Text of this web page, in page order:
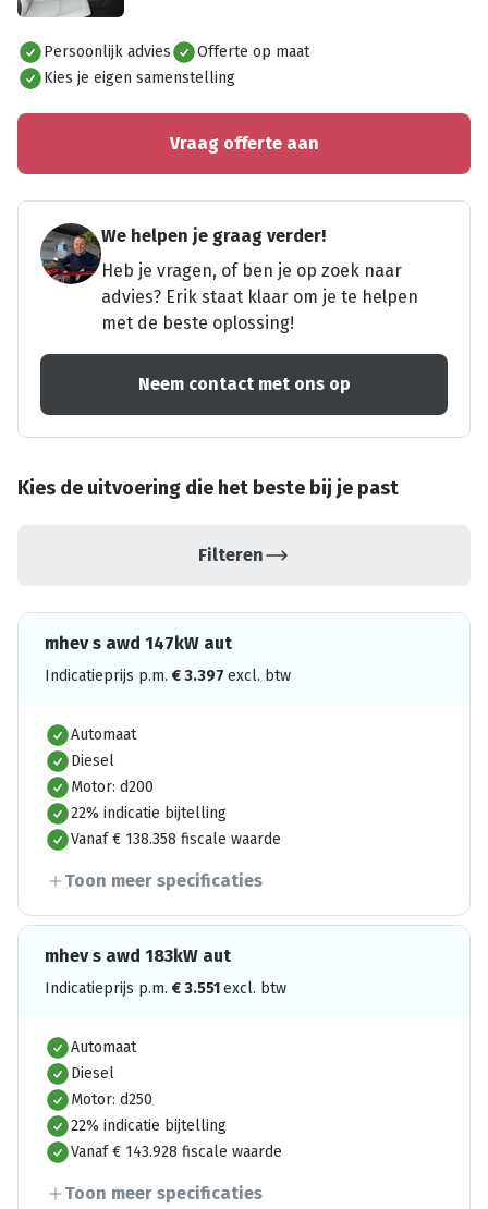
Alles bekijken
Persoonlijk advies
Offerte op maat
Kies je eigen samenstelling
Vraag offerte aan
We helpen je graag verder!
Heb je vragen, of ben je op zoek naar
advies? Erik staat klaar om je te helpen
met de beste oplossing!
Neem contact met ons op
Kies de uitvoering die het beste bij je past
Filteren
mhev s awd 147kW aut
Indicatieprijs p.m. €3.397 excl. btw
Automaat
Diesel
Motor: d200
22% indicatie bijtelling
Vanaf € 138.358 fiscale waarde
Toon meer specificaties
mhev s awd 183kW aut
Indicatieprijs p.m. €3.551excl. btw
Automaat
Diesel
Motor: d250
22% indicatie bijtelling
Vanaf € 143.928 fiscale waarde
Toon meer specificaties